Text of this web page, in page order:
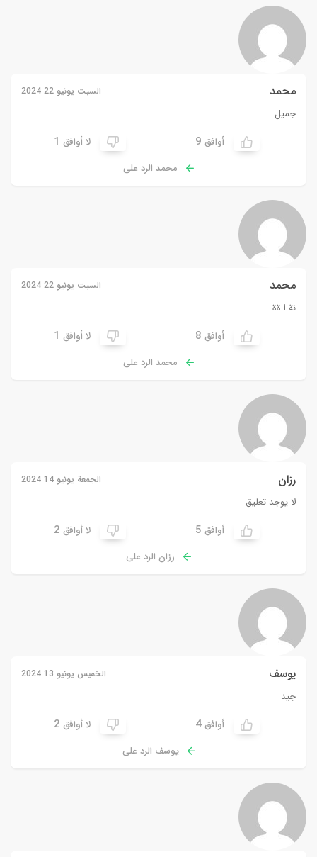
محمد السبت يونيو 22 2024
جميل
أوافق 9 لا أوافق 1
محمد الرد على
محمد السبت يونيو 22 2024
نة ا ةة
أوافق 8 لا أوافق 1
محمد الرد على
رزان الجمعة يونيو 14 2024
لا يوجد تعليق
أوافق 5 لا أوافق 2
رزان الرد على
يوسف الخميس يونيو 13 2024
جيد
أوافق 4 لا أوافق 2
يوسف الرد على